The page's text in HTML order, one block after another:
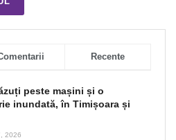
Recente
peste mașini și o
inundată, în Timișoara și
2026